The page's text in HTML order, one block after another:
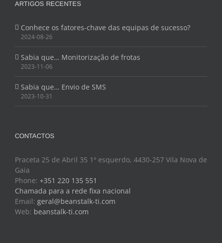
Conhece os fatores-chave das equipas de sucesso?
2024-08-26
Sabia que… Monitorização de frotas
2023-11-06
Sabia que… Envio de SMS
2023-10-31
Praceta 25 de Abril 35 1º esquerdo, 4430-257 Vila Nova de
Gaia
Phone:
+351 220 135 551
Chamada para a rede fixa nacional
Email:
geral@beanstalk-ti.com
Web: beanstalk-ti.com